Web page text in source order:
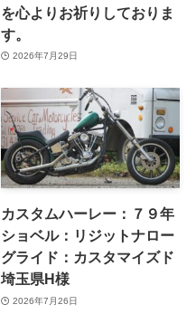
を心よりお祈りしておりま
す。
2026年7月29日
カスタムハーレー：７９年
ショベル：リジットナロー
グライド：カスタマイズド
埼玉県H様
2026年7月26日